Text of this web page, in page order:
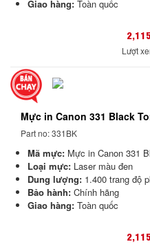
Giao hàng: Toàn quốc
Lượt
Mực in Canon 331 Black
Part no: 331BK
Mã mực: Mực in Canon 331
Loại mực: Laser màu đen
Dung lượng: 1.400 trang độ
Bảo hành: Chính hãng
Giao hàng: Toàn quốc